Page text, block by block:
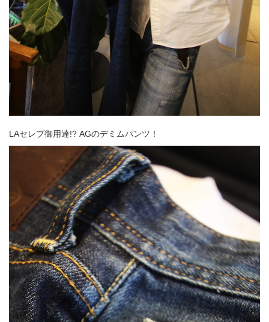
LAセレブ御用達!? AGのデミムパンツ！